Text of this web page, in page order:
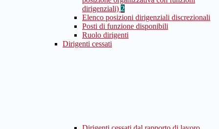
dirigenziali) 2
Elenco posizioni dirigenziali discrezionali
Posti di funzione disponibili
Ruolo dirigenti
Dirigenti cessati